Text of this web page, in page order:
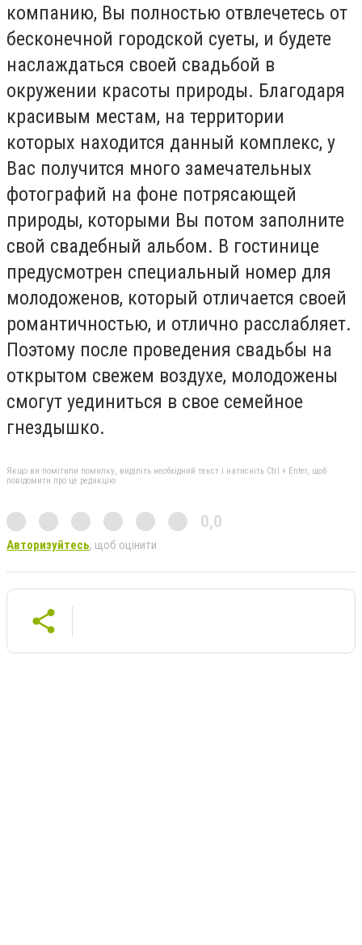
компанию, Вы полностью отвлечетесь от
бесконечной городской суеты, и будете
наслаждаться своей свадьбой в
окружении красоты природы. Благодаря
красивым местам, на территории
которых находится данный комплекс, у
Вас получится много замечательных
фотографий на фоне потрясающей
природы, которыми Вы потом заполните
свой свадебный альбом. В гостинице
предусмотрен специальный номер для
молодоженов, который отличается своей
романтичностью, и отлично расслабляет.
Поэтому после проведения свадьбы на
открытом свежем воздухе, молодожены
смогут уединиться в свое семейное
гнездышко.
Якщо ви помітили помилку, виділіть необхідний текст і натисніть Ctrl + Enter, щоб
повідомити про це редакцію
0,0
Авторизуйтесь, щоб оцінити